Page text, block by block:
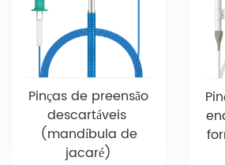
Pinças de preensão
descartáveis ​​
(mandíbula de
jacaré)